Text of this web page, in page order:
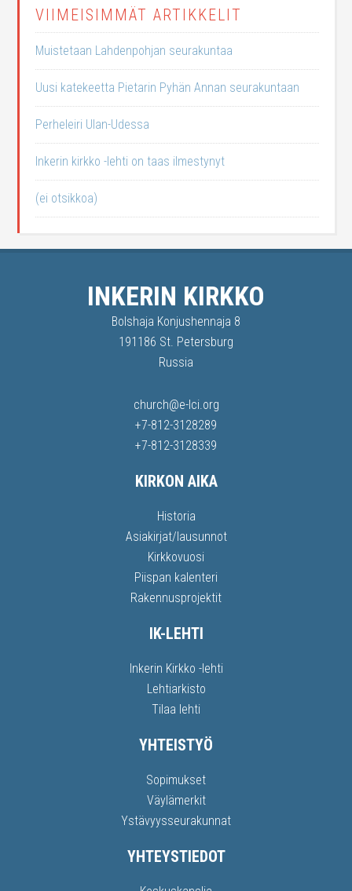
VIIMEISIMMÄT ARTIKKELIT
Muistetaan Lahdenpohjan seurakuntaa
Uusi katekeetta Pietarin Pyhän Annan seurakuntaan
Perheleiri Ulan-Udessa
Inkerin kirkko -lehti on taas ilmestynyt
(ei otsikkoa)
INKERIN KIRKKO
Bolshaja Konjushennaja 8
191186 St. Petersburg
Russia
church@e-lci.org
+7-812-3128289
+7-812-3128339
KIRKON AIKA
Historia
Asiakirjat/lausunnot
Kirkkovuosi
Piispan kalenteri
Rakennusprojektit
IK-LEHTI
Inkerin Kirkko -lehti
Lehtiarkisto
Tilaa lehti
YHTEISTYÖ
Sopimukset
Väylämerkit
Ystävyysseurakunnat
YHTEYSTIEDOT